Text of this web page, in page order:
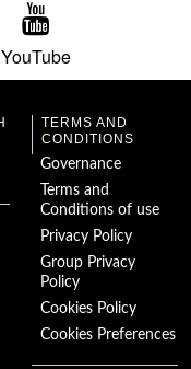
YouTube